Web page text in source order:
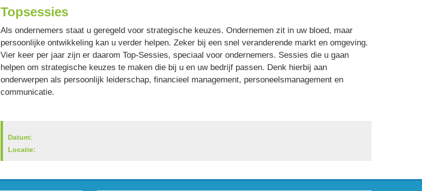
Topsessies
Als ondernemers staat u geregeld voor strategische keuzes. Ondernemen zit in uw bloed, maar
persoonlijke ontwikkeling kan u verder helpen. Zeker bij een snel veranderende markt en omgeving.
Vier keer per jaar zijn er daarom Top-Sessies, speciaal voor ondernemers. Sessies die u gaan
helpen om strategische keuzes te maken die bij u en uw bedrijf passen. Denk hierbij aan
onderwerpen als persoonlijk leiderschap, financieel management, personeelsmanagement en
communicatie.
Datum:
Locatie: